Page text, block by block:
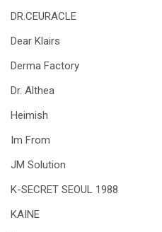
DR.CEURACLE
Dear Klairs
Derma Factory
Dr. Althea
Heimish
Im From
JM Solution
K-SECRET SEOUL 1988
KAINE